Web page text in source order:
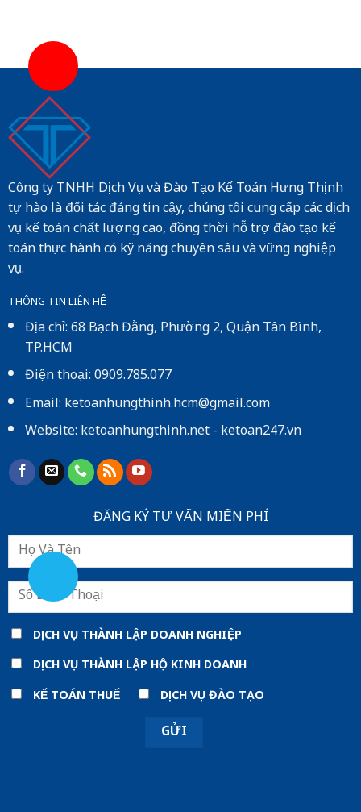
Công ty TNHH Dịch Vụ và Đào Tạo Kế Toán Hưng Thịnh
tự hào là đối tác đáng tin cậy, chúng tôi cung cấp các dịch
vụ kế toán chất lượng cao, đồng thời hỗ trợ đào tạo kế
toán thực hành có kỹ năng chuyên sâu và vững nghiệp
vụ.
THÔNG TIN LIÊN HỆ
Địa chỉ: 68 Bạch Đằng, Phường 2, Quận Tân Bình,
TP.HCM
Điện thoại: 0909.785.077
Email: ketoanhungthinh.hcm@gmail.com
Website:ketoanhungthinh.net-ketoan247.vn
ĐĂNG KÝ TƯ VẤN MIẾN PHÍ
DỊCH VỤ THÀNH LẬP DOANH NGHIỆP
DỊCH VỤ THÀNH LẬP HỘ KINH DOANH
KẾ TOÁN THUẾ
DỊCH VỤ ĐÀO TẠO